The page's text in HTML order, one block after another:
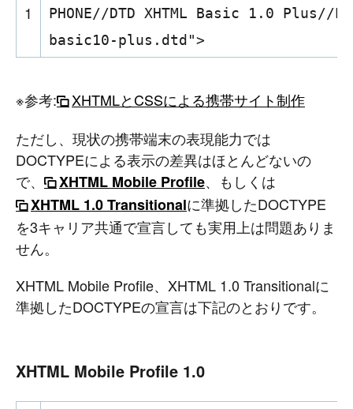
1
PHONE//DTD XHTML Basic 1.0 Plus//
basic10-plus.dtd">
※参考:
XHTMLとCSSによる携帯サイト制作
ただし、現状の携帯端末の表現能力では
DOCTYPEによる表示の差異はほとんどないの
で、
XHTML Mobile Profile、もしくは
XHTML 1.0 Transitionalに準拠したDOCTYPE
を3キャリア共通で宣言しても実用上は問題ありま
せん。
XHTML Mobile Profile、XHTML 1.0 Transitionalに
準拠したDOCTYPEの宣言は下記のとおりです。
XHTML Mobile Profile 1.0